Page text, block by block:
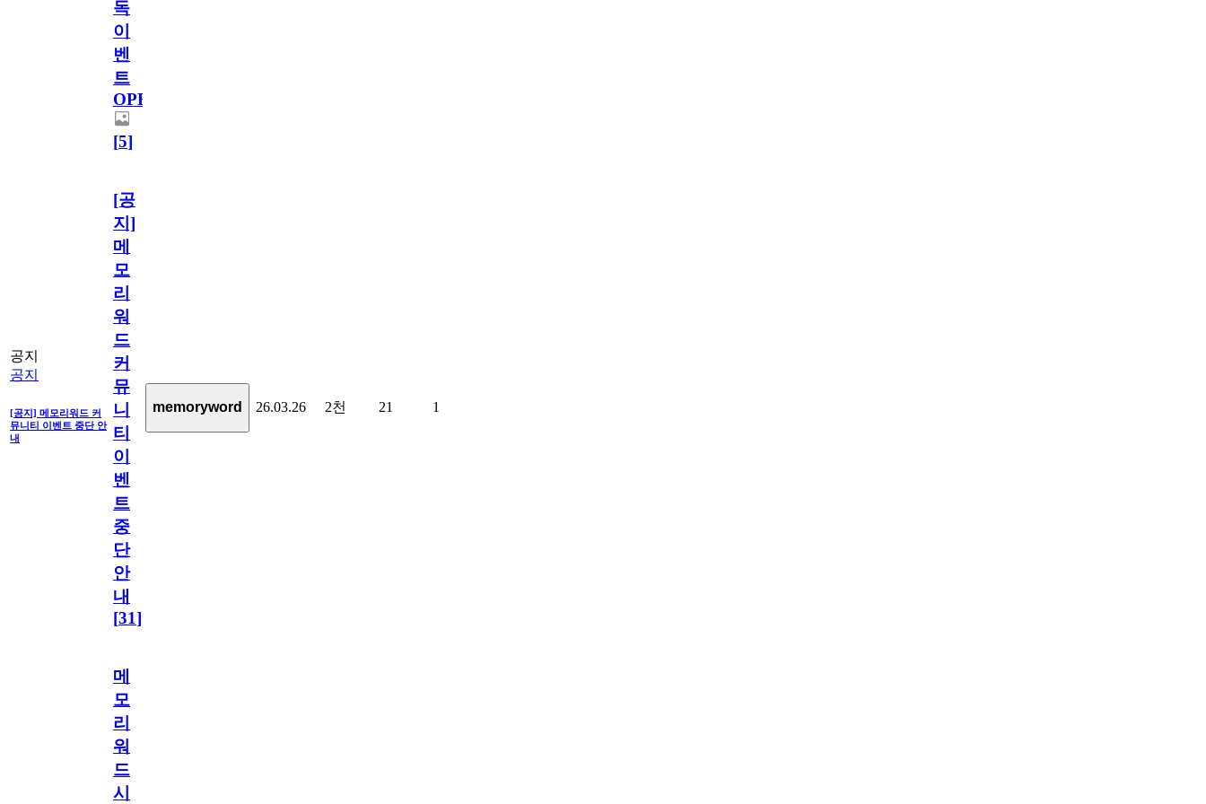
독
이
벤
트
OPEN!
[5]
공지
공지
[공지] 메모리워드 커
뮤니티 이벤트 중단 안
내
[공
지]
메
모
리
워
드
커
뮤
니
티
이
벤
트
중
단
안
내
[31]
memoryword 26.03.26 2천 21 1
메
모
리
워
드
시